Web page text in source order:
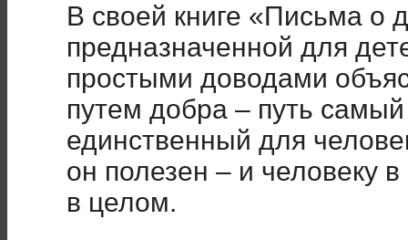
В своей книге «Письма о
предназначенной для
простыми доводами
путем добра – путь
единственный для
он полезен – и человеку
в целом.